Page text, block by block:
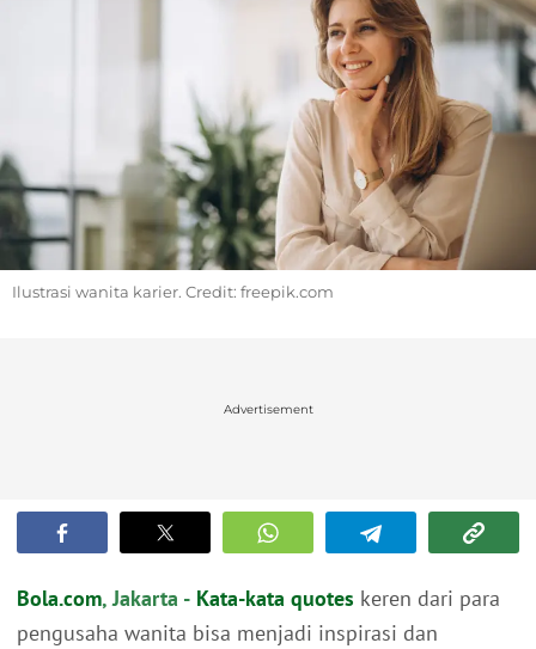
Ilustrasi wanita karier. Credit: freepik.com
Advertisement
Bola.com, Jakarta - Kata-kata quotes keren dari para
pengusaha wanita bisa menjadi inspirasi dan